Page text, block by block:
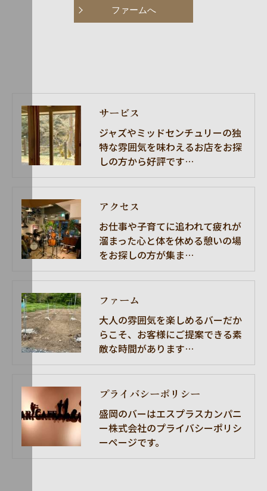
ファームへ
サービス
ジャズやミッドセンチュリーの独
特な雰囲気を味わえるお店をお探
しの方から好評です…
アクセス
お仕事や子育てに追われて疲れが
溜まった心と体を休める憩いの場
をお探しの方が集ま…
ファーム
大人の雰囲気を楽しめるバーだか
らこそ、お客様にご提案できる素
敵な時間があります…
プライバシーポリシー
盛岡のバーはエスプラスカンパニ
ー株式会社のプライバシーポリシ
ーページです。